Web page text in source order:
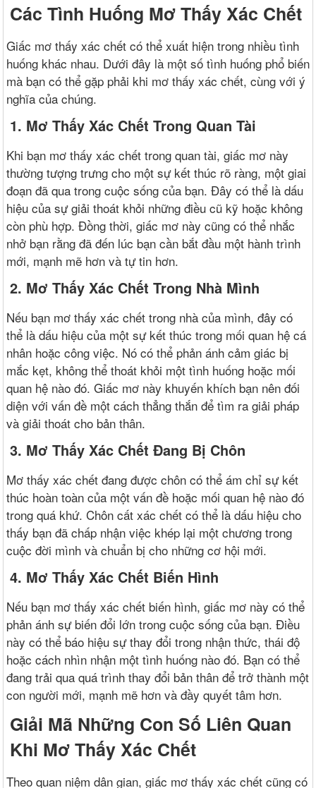
Các Tình Huống Mơ Thấy Xác Chết
Giấc mơ thấy xác chết có thể xuất hiện trong nhiều tình
huống khác nhau. Dưới đây là một số tình huống phổ biến
mà bạn có thể gặp phải khi mơ thấy xác chết, cùng với ý
nghĩa của chúng.
1. Mơ Thấy Xác Chết Trong Quan Tài
Khi bạn mơ thấy xác chết trong quan tài, giấc mơ này
thường tượng trưng cho một sự kết thúc rõ ràng, một giai
đoạn đã qua trong cuộc sống của bạn. Đây có thể là dấu
hiệu của sự giải thoát khỏi những điều cũ kỹ hoặc không
còn phù hợp. Đồng thời, giấc mơ này cũng có thể nhắc
nhở bạn rằng đã đến lúc bạn cần bắt đầu một hành trình
mới, mạnh mẽ hơn và tự tin hơn.
2. Mơ Thấy Xác Chết Trong Nhà Mình
Nếu bạn mơ thấy xác chết trong nhà của mình, đây có
thể là dấu hiệu của một sự kết thúc trong mối quan hệ cá
nhân hoặc công việc. Nó có thể phản ánh cảm giác bị
mắc kẹt, không thể thoát khỏi một tình huống hoặc mối
quan hệ nào đó. Giấc mơ này khuyến khích bạn nên đối
diện với vấn đề một cách thẳng thắn để tìm ra giải pháp
và giải thoát cho bản thân.
3. Mơ Thấy Xác Chết Đang Bị Chôn
Mơ thấy xác chết đang được chôn có thể ám chỉ sự kết
thúc hoàn toàn của một vấn đề hoặc mối quan hệ nào đó
trong quá khứ. Chôn cất xác chết có thể là dấu hiệu cho
thấy bạn đã chấp nhận việc khép lại một chương trong
cuộc đời mình và chuẩn bị cho những cơ hội mới.
4. Mơ Thấy Xác Chết Biến Hình
Nếu bạn mơ thấy xác chết biến hình, giấc mơ này có thể
phản ánh sự biến đổi lớn trong cuộc sống của bạn. Điều
này có thể báo hiệu sự thay đổi trong nhận thức, thái độ
hoặc cách nhìn nhận một tình huống nào đó. Bạn có thể
đang trải qua quá trình thay đổi bản thân để trở thành một
con người mới, mạnh mẽ hơn và đầy quyết tâm hơn.
Giải Mã Những Con Số Liên Quan
Khi Mơ Thấy Xác Chết
Theo quan niệm dân gian, giấc mơ thấy xác chết cũng có